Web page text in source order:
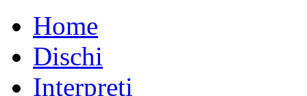
Home
Dischi
Interpreti